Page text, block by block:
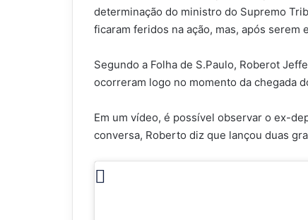
determinação do ministro do Supremo
ficaram feridos na ação, mas, após serem
Segundo a Folha de S.Paulo, Roberot
ocorreram logo no momento da chegada
Em um vídeo, é possível observar o ex-
conversa, Roberto diz que lançou duas